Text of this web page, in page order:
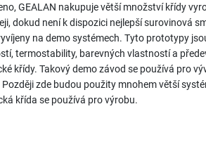
GEALAN nakupuje větší množství křídy
dokud není k dispozici nejlepší surovinová
na demo systémech. Tyto prototypy
termostability, barevných vlastností a
křídy. Takový demo závod se používá pro
zde budou použity mnohem větší
křída se používá pro výrobu.